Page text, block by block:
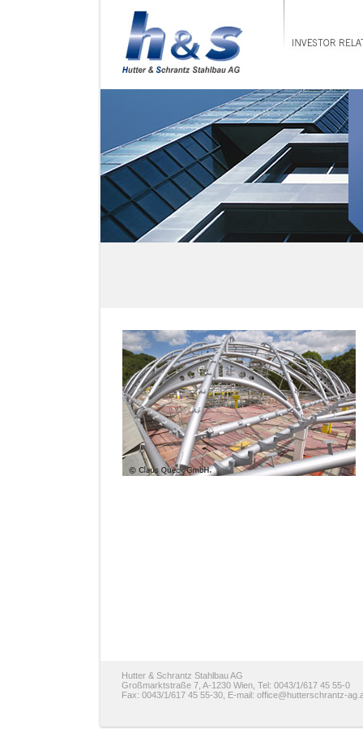
Hutter & Schrantz Stahlbau AG
Großmarktstraße 7, A-1230 Wien, Tel: 0043/1/617 45 55-0
Fax: 0043/1/617 45 55-30, E-mail: office@hutterschrantz-